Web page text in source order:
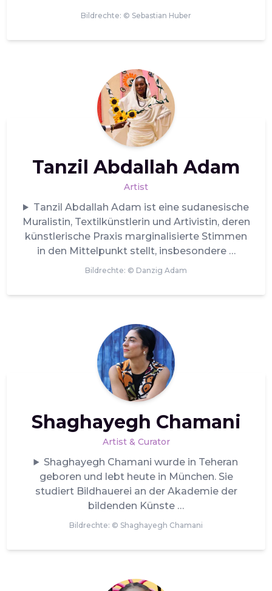
Bildrechte: © Sebastian Huber
Tanzil Abdallah Adam
Artist
Tanzil Abdallah Adam ist eine sudanesische
Muralistin, Textilkünstlerin und Artivistin, deren
künstlerische Praxis marginalisierte Stimmen
in den Mittelpunkt stellt, insbesondere
Bildrechte: © Danzig Adam
Shaghayegh Chamani
Artist & Curator
Shaghayegh Chamani wurde in Teheran
geboren und lebt heute in München. Sie
studiert Bildhauerei an der Akademie der
bildenden Künste
Bildrechte: © Shaghayegh Chamani